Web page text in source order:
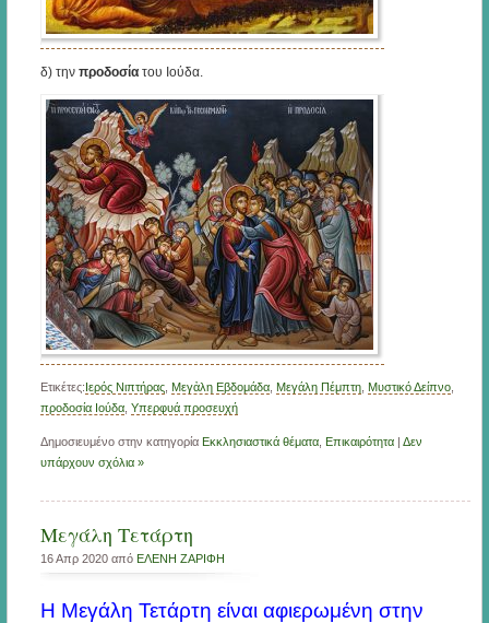
δ) την προδοσίατου Ιούδα.
Ετικέτες:Ιερός Νιπτήρας, Μεγἀλη Εβδομάδα, Μεγάλη Πέμπτη, Μυστικό Δείπνο,
προδοσία Ιούδα, Υπερφυά προσευχή
Δημοσιευμένο στην κατηγορία Εκκλησιαστικά θέματα, Επικαιρότητα| Δεν
υπάρχουν σχόλια »
Μεγάλη Τετάρτη
16 Απρ 2020 από ΕΛΕΝΗ ΖΑΡΙΦΗ
Η Μεγάλη Τετάρτη είναι αφιερωμένη στην